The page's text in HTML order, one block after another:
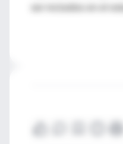
ser incluidos en el